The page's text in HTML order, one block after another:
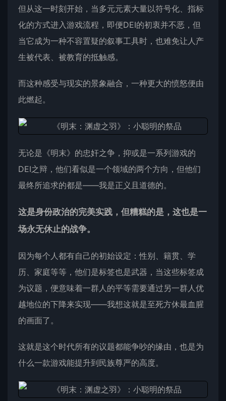
但从这一时刻开始，当多元元素大量以符号化、指标
化的方式进入游戏流程，即便DEI的初衷并不恶，但
当它成为一种不容置疑的叙事工具时，也难免让人产
生被代表、被教育的抵触感。
而这种感受与现实的景象融合，一种更大的愤怒便由
此燃起。
无论是《明末》的忠奸之争，抑或是一系列游戏的
DEI之辩，他们看似是一个领域的两个方向，但他们
最终所追求的都是——我是正义且道德的。
这是身份政治的完美实践，但糟糕的是，这也是一
场永无休止的战争。
因为每个人都有自己的初始设定：性别、籍贯、学
历、家庭等等，他们是标签也是武器，当这些标签成
为议题，便意味着一群人的平等需要通过另一群人优
越地位的下降来实现——我想这就是至死方休最血腥
的画面了。
这就是这个时代所有的议题都能争吵的缘由，也是为
什么一款游戏能提升到民族尊严的高度。